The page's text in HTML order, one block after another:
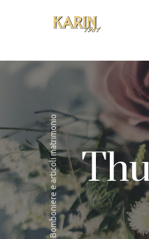
Bomboniere e articoli matrimonio